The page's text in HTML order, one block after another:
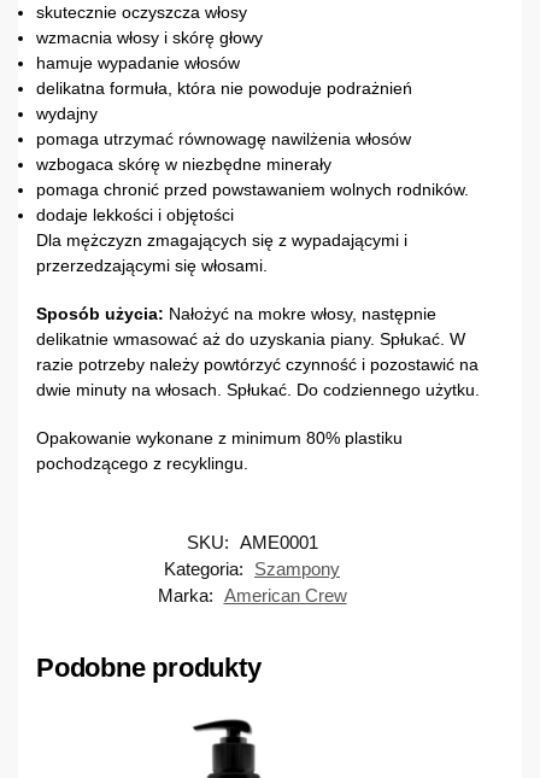
skutecznie oczyszcza włosy
wzmacnia włosy i skórę głowy
hamuje wypadanie włosów
delikatna formuła, która nie powoduje podrażnień
wydajny
pomaga utrzymać równowagę nawilżenia włosów
wzbogaca skórę w niezbędne minerały
pomaga chronić przed powstawaniem wolnych rodników.
dodaje lekkości i objętości
Dla mężczyzn zmagających się z wypadającymi i
przerzedzającymi się włosami.
Sposób użycia: Nałożyć na mokre włosy, następnie
delikatnie wmasować aż do uzyskania piany. Spłukać. W
razie potrzeby należy powtórzyć czynność i pozostawić na
dwie minuty na włosach. Spłukać. Do codziennego użytku.
Opakowanie wykonane z minimum 80% plastiku
pochodzącego z recyklingu.
SKU: AME0001
Kategoria:
Szampony
Marka: American Crew
Podobne produkty